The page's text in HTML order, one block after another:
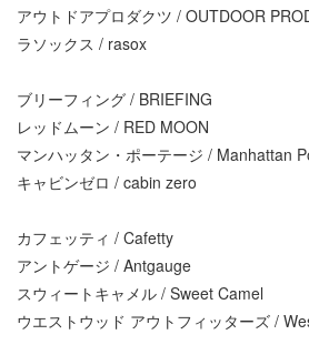
アウトドアプロダクツ / OUTDOOR
ラソックス / rasox
ブリーフィング / BRIEFING
レッドムーン / RED MOON
マンハッタン・ポーテージ / Manhattan
キャビンゼロ / cabin zero
カフェッティ / Cafetty
アントゲージ / Antgauge
スウィートキャメル / Sweet Camel
ウエストウッド アウトフィッターズ /